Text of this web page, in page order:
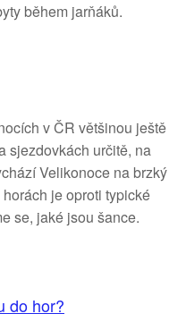
během jarňáků.
v ČR většinou ještě
sjezdovkách určitě, na
Velikonoce na brzký
je oproti typické
se, jaké jsou šance.
do hor?